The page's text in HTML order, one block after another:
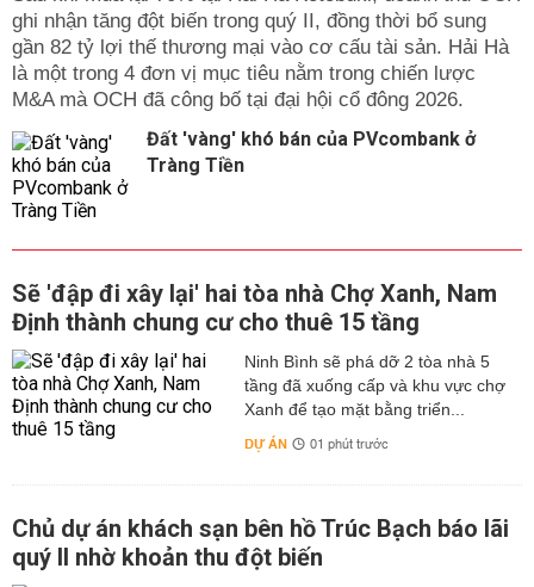
ghi nhận tăng đột biến trong quý II, đồng thời bổ sung
gần 82 tỷ lợi thế thương mại vào cơ cấu tài sản. Hải Hà
là một trong 4 đơn vị mục tiêu nằm trong chiến lược
M&A mà OCH đã công bố tại đại hội cổ đông 2026.
Đất 'vàng' khó bán của PVcombank ở
Tràng Tiền
Sẽ 'đập đi xây lại' hai tòa nhà Chợ Xanh, Nam
Định thành chung cư cho thuê 15 tầng
Ninh Bình sẽ phá dỡ 2 tòa nhà 5
tầng đã xuống cấp và khu vực chợ
Xanh để tạo mặt bằng triển...
DỰ ÁN 01 phút trước
Chủ dự án khách sạn bên hồ Trúc Bạch báo lãi
quý II nhờ khoản thu đột biến